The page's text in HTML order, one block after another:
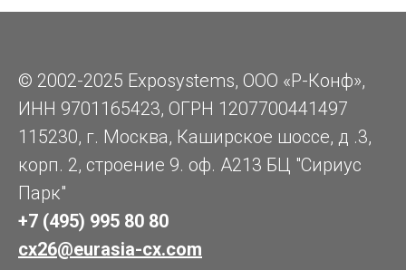
© 2002-2025 Exposystems, ООО «Р-Конф»,
ИНН 9701165423, ОГРН 1207700441497
115230, г. Москва, Каширское шоссе, д .3,
корп. 2, строение 9. оф. А213 БЦ "Сириус
Парк"
+7 (495) 995 80 80
cx26@eurasia-cx.com